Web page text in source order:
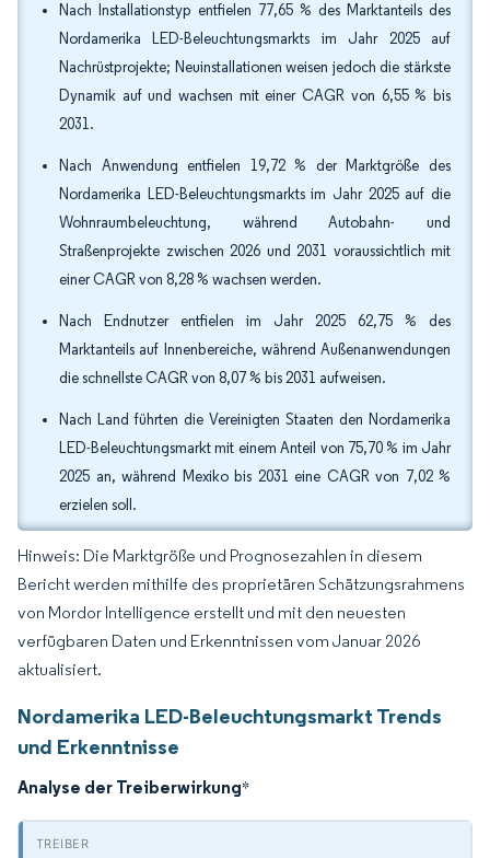
Nach Installationstyp entfielen 77,65 % des Marktanteils des
Nordamerika LED-Beleuchtungsmarkts im Jahr 2025 auf
Nachrüstprojekte; Neuinstallationen weisen jedoch die stärkste
Dynamik auf und wachsen mit einer CAGR von 6,55 % bis
2031.
Nach Anwendung entfielen 19,72 % der Marktgröße des
Nordamerika LED-Beleuchtungsmarkts im Jahr 2025 auf die
Wohnraumbeleuchtung, während Autobahn- und
Straßenprojekte zwischen 2026 und 2031 voraussichtlich mit
einer CAGR von 8,28 % wachsen werden.
Nach Endnutzer entfielen im Jahr 2025 62,75 % des
Marktanteils auf Innenbereiche, während Außenanwendungen
die schnellste CAGR von 8,07 % bis 2031 aufweisen.
Nach Land führten die Vereinigten Staaten den Nordamerika
LED-Beleuchtungsmarkt mit einem Anteil von 75,70 % im Jahr
2025 an, während Mexiko bis 2031 eine CAGR von 7,02 %
erzielen soll.
Hinweis: Die Marktgröße und Prognosezahlen in diesem
Bericht werden mithilfe des proprietären Schätzungsrahmens
von Mordor Intelligence erstellt und mit den neuesten
verfügbaren Daten und Erkenntnissen vom Januar 2026
aktualisiert.
Nordamerika LED-Beleuchtungsmarkt Trends
und Erkenntnisse
Analyse der Treiberwirkung*